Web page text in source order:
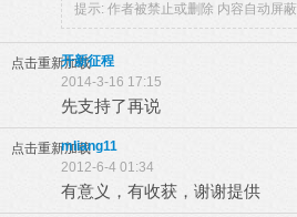
提示: 作者被禁止或删除 内容自动屏蔽
点击重新加载
开新征程
2014-3-16 17:15
先支持了再说
点击重新加载mliang11
2012-6-4 01:34
有意义，有收获，谢谢提供